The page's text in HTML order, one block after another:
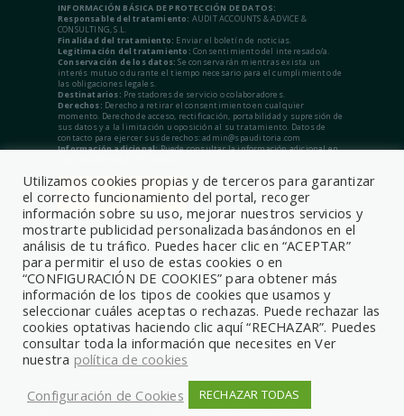
INFORMACIÓN BÁSICA DE PROTECCIÓN DE DATOS:
Responsable del tratamiento: AUDIT ACCOUNTS & ADVICE &
CONSULTING, S.L.
Finalidad del tratamiento: Enviar el boletín de noticias.
Legitimación del tratamiento: Consentimiento del interesado/a.
Conservación de los datos: Se conservarán mientras exista un
interés mutuo o durante el tiempo necesario para el cumplimiento de
las obligaciones legales.
Destinatarios: Prestadores de servicio o colaboradores.
Derechos: Derecho a retirar el consentimiento en cualquier
momento. Derecho de acceso, rectificación, portabilidad y supresión de
sus datos y a la limitación u oposición al su tratamiento. Datos de
contacto para ejercer sus derechos: admin@spauditoria.com
Información adicional:Puede consultar la información adicional en
Utilizamos cookies propias y de terceros para garantizar
el correcto funcionamiento del portal, recoger
información sobre su uso, mejorar nuestros servicios y
mostrarte publicidad personalizada basándonos en el
análisis de tu tráfico. Puedes hacer clic en “ACEPTAR”
para permitir el uso de estas cookies o en
“CONFIGURACIÓN DE COOKIES” para obtener más
información de los tipos de cookies que usamos y
seleccionar cuáles aceptas o rechazas. Puede rechazar las
cookies optativas haciendo clic aquí “RECHAZAR”. Puedes
consultar toda la información que necesites en Ver
nuestra política de cookies
Configuración de Cookies
RECHAZAR TODAS